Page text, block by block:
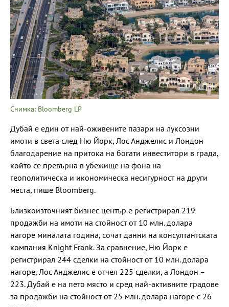
Снимка: Bloomberg LP
Дубай е един от най-оживените пазари на луксозни
имоти в света след Ню Йорк, Лос Анджелис и Лондон
благодарение на притока на богати инвеститори в града,
който се превърна в убежище на фона на
геополитическа и икономическа несигурност на други
места, пише Bloomberg.
Близкоизточният бизнес център е регистрирал 219
продажби на имоти на стойност от 10 млн. долара
нагоре миналата година, сочат данни на консултантската
компания Knight Frank. За сравнение, Ню Йорк е
регистрирал 244 сделки на стойност от 10 млн. долара
нагоре, Лос Анджелис е отчел 225 сделки, а Лондон –
223. Дубай е на пето място и сред най-активните градове
за продажби на стойност от 25 млн. долара нагоре с 26